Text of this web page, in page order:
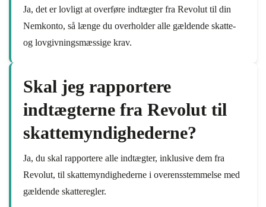
Ja, det er lovligt at overføre indtægter fra Revolut til din
Nemkonto, så længe du overholder alle gældende skatte-
og lovgivningsmæssige krav.
Skal jeg rapportere
indtægterne fra Revolut til
skattemyndighederne?
Ja, du skal rapportere alle indtægter, inklusive dem fra
Revolut, til skattemyndighederne i overensstemmelse med
gældende skatteregler.